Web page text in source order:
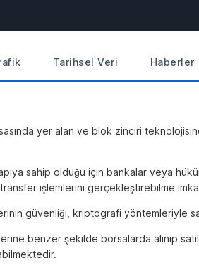
Tarihsel Veri Haberler
yer alan ve blok zinciri
sahip olduğu için bankalar veya
işlemlerini gerçekleştirebilme
güvenliği, kriptografi yöntemleriyle
benzer şekilde borsalarda alınıp